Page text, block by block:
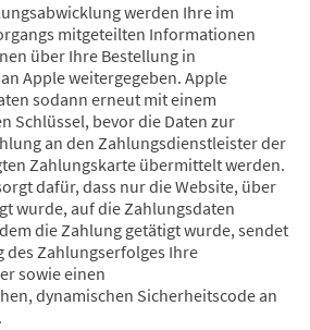
werden Ihre im
mitgeteilten Informationen
über Ihre Bestellung in
Apple weitergegeben. Apple
sodann erneut mit einem
Schlüssel, bevor die Daten zur
an den Zahlungsdienstleister der
Zahlungskarte übermittelt werden.
dafür, dass nur die Website, über
wurde, auf die Zahlungsdaten
die Zahlung getätigt wurde, sendet
des Zahlungserfolges Ihre
sowie einen
dynamischen Sicherheitscode an